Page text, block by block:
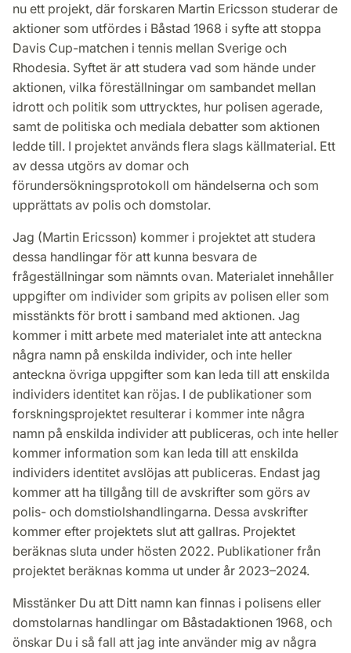
nu ett projekt, där forskaren Martin Ericsson studerar de
aktioner som utfördes i Båstad 1968 i syfte att stoppa
Davis Cup-matchen i tennis mellan Sverige och
Rhodesia. Syftet är att studera vad som hände under
aktionen, vilka föreställningar om sambandet mellan
idrott och politik som uttrycktes, hur polisen agerade,
samt de politiska och mediala debatter som aktionen
ledde till. I projektet används flera slags källmaterial. Ett
av dessa utgörs av domar och
förundersökningsprotokoll om händelserna och som
upprättats av polis och domstolar.
Jag (Martin Ericsson) kommer i projektet att studera
dessa handlingar för att kunna besvara de
frågeställningar som nämnts ovan. Materialet innehåller
uppgifter om individer som gripits av polisen eller som
misstänkts för brott i samband med aktionen. Jag
kommer i mitt arbete med materialet inte att anteckna
några namn på enskilda individer, och inte heller
anteckna övriga uppgifter som kan leda till att enskilda
individers identitet kan röjas. I de publikationer som
forskningsprojektet resulterar i kommer inte några
namn på enskilda individer att publiceras, och inte heller
kommer information som kan leda till att enskilda
individers identitet avslöjas att publiceras. Endast jag
kommer att ha tillgång till de avskrifter som görs av
polis- och domstiolshandlingarna. Dessa avskrifter
kommer efter projektets slut att gallras. Projektet
beräknas sluta under hösten 2022. Publikationer från
projektet beräknas komma ut under år 2023–2024.
Misstänker Du att Ditt namn kan finnas i polisens eller
domstolarnas handlingar om Båstadaktionen 1968, och
önskar Du i så fall att jag inte använder mig av några